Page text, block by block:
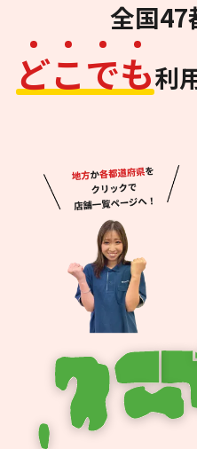
全国47
どこでも利